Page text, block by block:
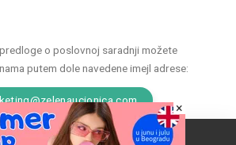
o poslovnoj saradnji možete
putem dole navedene imejl adrese:
kolačiće da poboljša vaše iskustvo.
×